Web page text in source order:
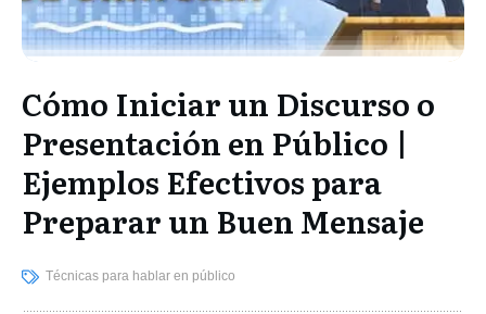
Cómo Iniciar un Discurso o
Presentación en Público |
Ejemplos Efectivos para
Preparar un Buen Mensaje
Técnicas para hablar en público